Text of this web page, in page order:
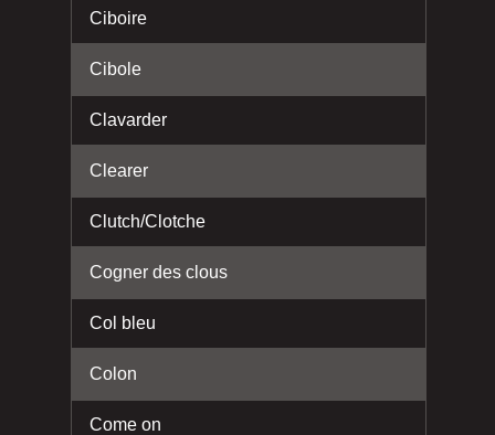
Ciboire
Cibole
Clavarder
Clearer
Clutch/Clotche
Cogner des clous
Col bleu
Colon
Come on